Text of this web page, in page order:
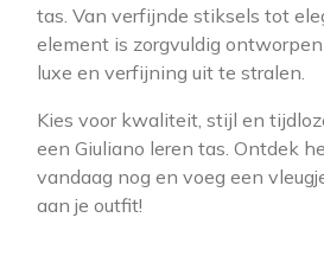
tas. Van verfijnde stiksels tot
element is zorgvuldig
luxe en verfijning uit te stralen.
Kies voor kwaliteit, stijl en
een Giuliano leren tas. Ontdek
vandaag nog en voeg een
aan je outfit!